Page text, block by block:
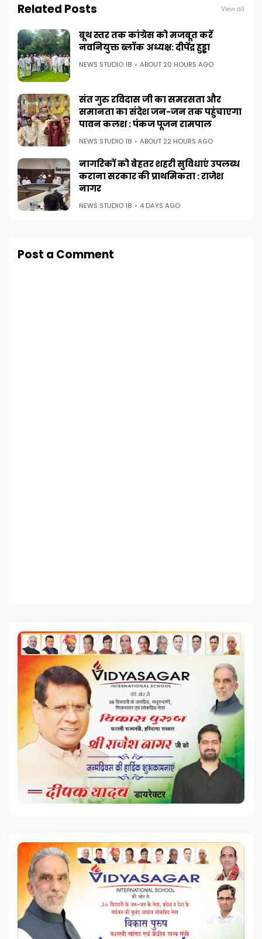
Related Posts View all
बूथ स्तर तक कांग्रेस को मजबूत करें
नवनियुक्त ब्लॉक अध्यक्ष: दीपेंद्र हुड्डा
NEWS STUDIO 18 ABOUT 20 HOURS AGO
संत गुरु रविदास जी का समरसता और
समानता का संदेश जन-जन तक पहुंचाएगा
पावन कलश : पंकज पूजन रामपाल
NEWS STUDIO 18 ABOUT 22 HOURS AGO
नागरिकों को बेहतर शहरी सुविधाएं उपलब्ध
कराना सरकार की प्राथमिकता : राजेश
नागर
NEWS STUDIO 18 4 DAYS AGO
Post a Comment